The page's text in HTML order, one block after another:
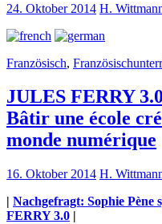
24. Oktober 2014 H.
Französisch,
JULES FERRY 3.0
Bâtir une école
monde numérique
16. Oktober 2014 H.
| Nachgefragt: Sophie
FERRY 3.0 |